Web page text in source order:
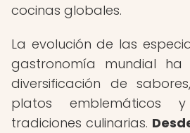
cocinas globales.
La evolución de las
gastronomía mundial
diversificación de
platos
tradiciones culinarias.